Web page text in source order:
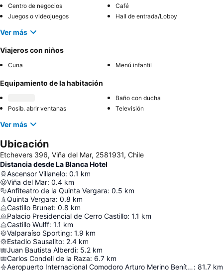
Centro de negocios
Café
Juegos o videojuegos
Hall de entrada/Lobby
Ver más
Viajeros con niños
Cuna Menú infantil
Equipamiento de la habitación
Baño con ducha
Posib. abrir ventanas
Televisión
Ver más
Ubicación
Etchevers 396, Viña del Mar, 2581931, Chile
Distancia desde La Blanca Hotel
Ascensor Villanelo: 0.1 km
Viña del Mar: 0.4 km
Anfiteatro de la Quinta Vergara: 0.5 km
Quinta Vergara: 0.8 km
Castillo Brunet: 0.8 km
Palacio Presidencial de Cerro Castillo: 1.1 km
Castillo Wulff: 1.1 km
Valparaíso Sporting: 1.9 km
Estadio Sausalito: 2.4 km
Juan Bautista Alberdi: 5.2 km
Carlos Condell de la Raza: 6.7 km
Aeropuerto Internacional Comodoro Arturo Merino Benítez: 81.7 km